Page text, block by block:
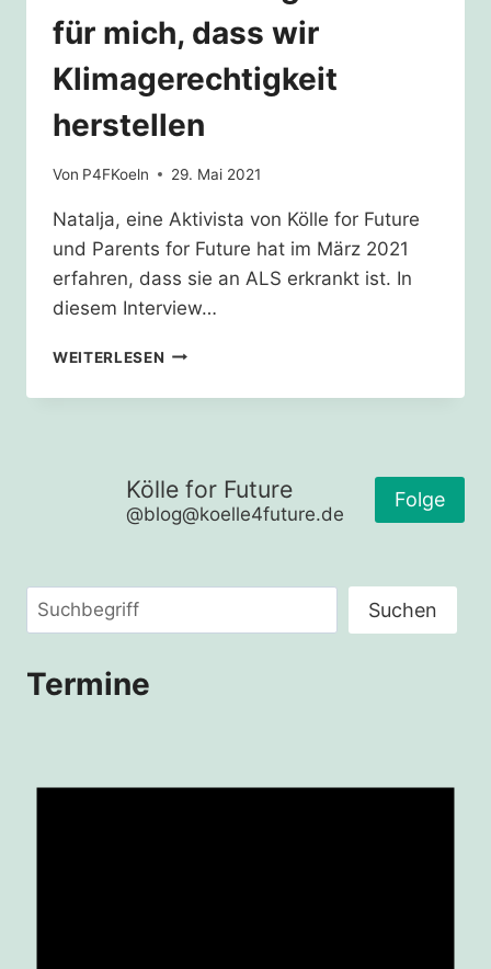
für mich, dass wir
Klimagerechtigkeit
herstellen
Von P4FKoeln 29. Mai 2021
Natalja, eine Aktivista von Kölle for Future
und Parents for Future hat im März 2021
erfahren, dass sie an ALS erkrankt ist. In
diesem Interview…
WEITERLESEN DAS
IST
WIR
KLIMAGERECHTIGKEIT
Kölle for Future
@blog@koelle4future.de
Folge
Suchen Suchen
Termine